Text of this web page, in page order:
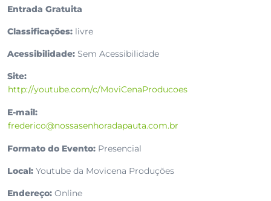
Entrada Gratuita
Classificações: livre
Acessibilidade: Sem Acessibilidade
Site:
http://youtube.com/c/MoviCenaProducoes
E-mail:
frederico@nossasenhoradapauta.com.br
Formato do Evento: Presencial
Local: Youtube da Movicena Produções
Endereço: Online